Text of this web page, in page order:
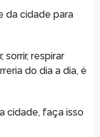
da cidade para
respirar
do dia a dia, é
cidade, faça isso